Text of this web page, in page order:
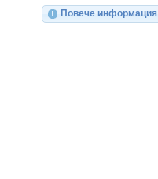
Повече информация